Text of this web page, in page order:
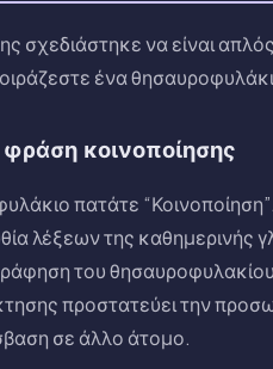
σχεδιάστηκε να είναι
ένα
φράση κοινοποίησης
πατάτε
λέξεων της
του
προστατεύει την
σε άλλο άτομο.